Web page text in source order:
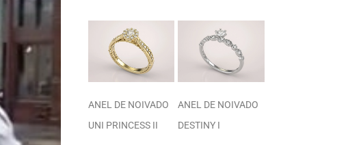
ANEL DE NOIVADO
UNI PRINCESS II
ANEL DE NOIVADO
DESTINY I